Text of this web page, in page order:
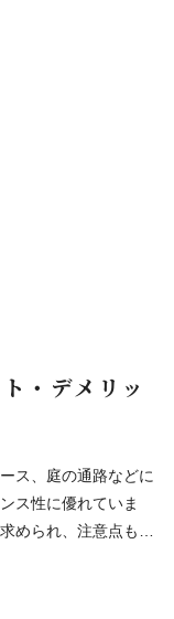
・デメリッ
ス、庭の通路などに
ス性に優れていま
められ、注意点も多